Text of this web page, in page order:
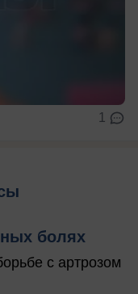
1
болях
с артрозом